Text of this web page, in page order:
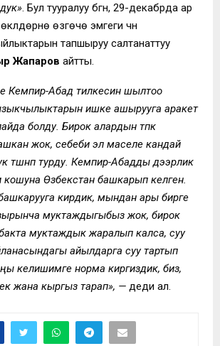
. Бул тууралуу бүгүн, 29-декабрда ар
өзгөчө эмгеги үчүн
тапшыруу салтанаттуу
Жапаров айтты.
Кемпир-Абад тилкесин шылтоо
ишке ашырууга аракет
болду. Бирок алардын түпкү
жок, себеби эл маселе кандай
түшүнүп турду. Кемпир-Абадды дээрлик
Өзбекстан башкарып келген.
кирдик, мындан ары бирге
муктаждыгыбыз жок, бирок
муктаждык жаралып калса, суу
айылдарга суу тартып
келишимге норма киргиздик, биз,
жана кыргыз тарап», — деди ал.